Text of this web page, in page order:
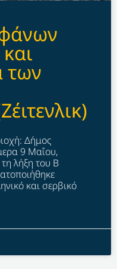
των
Δήμος
9 Μαΐου,
λήξη του Β
και σερβικό